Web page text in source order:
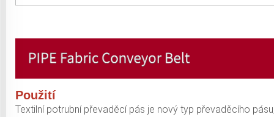
Použití
Textilní potrubní převaděcí pás je nový typ převaděcího